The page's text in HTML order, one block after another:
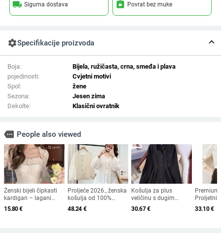
local_shipping Sigurna dostava assignment_return Povrat bez muke
settingsSpecifikacije proizvoda
Boja:
Bijela, ružičasta, crna, smeđa i plava
pojedinosti:
Cvjetni motivi
Spol:
žene
Sezona:
Jesen zima
Dekolte:
Klasični ovratnik
more People also viewed
Ženski bijeli čipkasti
kardigan – lagani
ljetni vanjski komad s
šalom i ovratnikom
15.80€
Proljeće 2026., ženska
košulja od 100%
pamuka za plus
veličinu, s dugim
48.24 €
Košulja za plus
veličinu s dugim
rukavima, elegantna i
laskava, pokriva trbuh,
30.67€
Proljetni
2025. -
košulja s
33.10€